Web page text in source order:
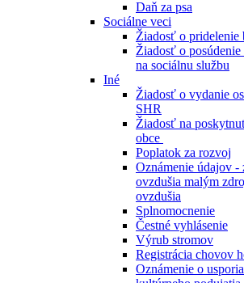
Daň za psa
Sociálne veci
Žiadosť o pridelenie
Žiadosť o posúdenie
na sociálnu službu
Iné
Žiadosť o vydanie
SHR
Žiadosť na
obce
Poplatok za rozvoj
Oznámenie údajov -
ovzdušia malým
ovzdušia
Splnomocnenie
Čestné vyhlásenie
Výrub stromov
Registrácia chovov
Oznámenie o